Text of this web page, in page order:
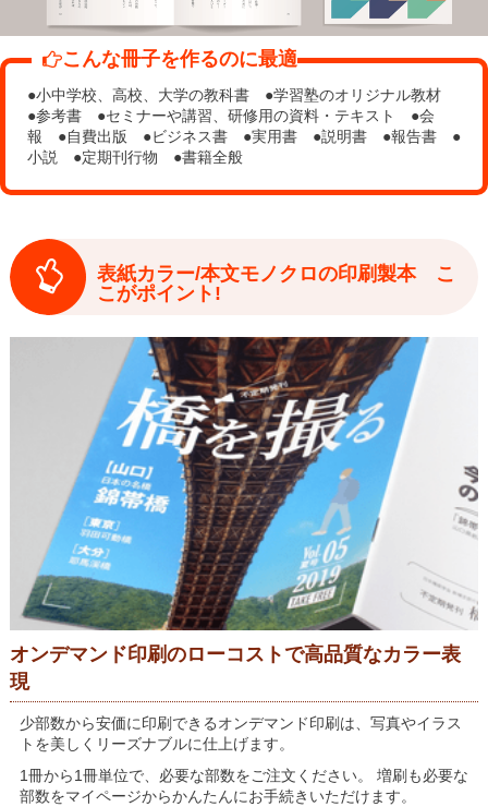
こんな冊子を作るのに最適
●小中学校、高校、大学の教科書 ●学習塾のオリジナル教材
●参考書 ●セミナーや講習、研修用の資料・テキスト ●会
報 ●自費出版 ●ビジネス書 ●実用書 ●説明書 ●報告書 ●
小説 ●定期刊行物 ●書籍全般
表紙カラー/本文モノクロの印刷製本 こ
こがポイント!
オンデマンド印刷のローコストで高品質なカラー表
現
少部数から安価に印刷できるオンデマンド印刷は、写真やイラス
トを美しくリーズナブルに仕上げます。
1冊から1冊単位で、必要な部数をご注文ください。 増刷も必要な
部数をマイページからかんたんにお手続きいただけます。